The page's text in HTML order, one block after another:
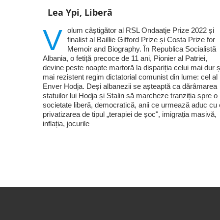
Lea Ypi, Liberă
V olum câștigător al RSL Ondaatje Prize 2022 și
finalist al Baillie Gifford Prize și Costa Prize for
Memoir and Biography. În Republica Socialistă
Albania, o fetiță precoce de 11 ani, Pionier al Patriei,
devine peste noapte martoră la dispariția celui mai dur
mai rezistent regim dictatorial comunist din lume: cel al
Enver Hodja. Deși albanezii se așteaptă ca dărâmarea
statuilor lui Hodja și Stalin să marcheze tranziția spre o
societate liberă, democratică, anii ce urmează aduc cu
privatizarea de tipul „terapiei de șoc", imigrația masivă,
inflația, jocurile